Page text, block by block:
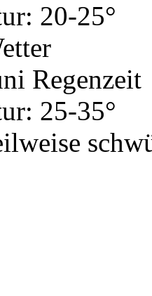
20-25°
Regenzeit
25-35°